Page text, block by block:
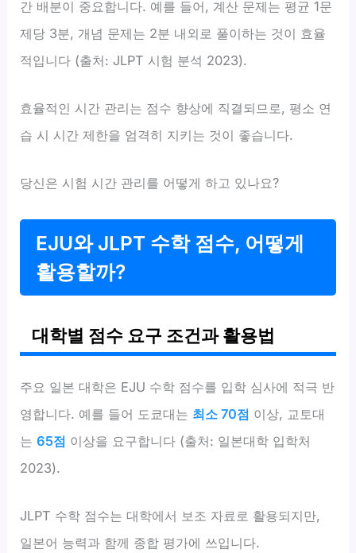
간 배분이 중요합니다. 예를 들어, 계산 문제는 평균 1문
제당 3분, 개념 문제는 2분 내외로 풀이하는 것이 효율
적입니다 (출처: JLPT 시험 분석 2023).
효율적인 시간 관리는 점수 향상에 직결되므로, 평소 연
습 시 시간 제한을 엄격히 지키는 것이 좋습니다.
당신은 시험 시간 관리를 어떻게 하고 있나요?
EJU와 JLPT 수학 점수, 어떻게
활용할까?
대학별 점수 요구 조건과 활용법
주요 일본 대학은 EJU 수학 점수를 입학 심사에 적극 반
영합니다. 예를 들어 도쿄대는 최소 70점 이상, 교토대
는65점 이상을 요구합니다 (출처: 일본대학 입학처
2023).
JLPT 수학 점수는 대학에서 보조 자료로 활용되지만,
일본어 능력과 함께 종합 평가에 쓰입니다.